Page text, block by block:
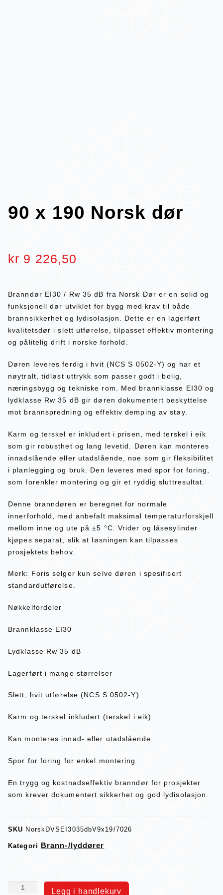
90 x 190 Norsk dør
kr 9 226,50
Branndør EI30 / Rw 35 dB fra Norsk Dør er en solid og
funksjonell dør utviklet for bygg med krav til både
brannsikkerhet og lydisolasjon. Dette er en lagerført
kvalitetsdør i slett utførelse, tilpasset effektiv montering
og pålitelig drift i norske forhold.
Døren leveres ferdig i hvit (NCS S 0502-Y) og har et
nøytralt, tidløst uttrykk som passer godt i bolig,
næringsbygg og tekniske rom. Med brannklasse EI30 og
lydklasse Rw 35 dB gir døren dokumentert beskyttelse
mot brannspredning og effektiv demping av støy.
Karm og terskel er inkludert i prisen, med terskel i eik
som gir robusthet og lang levetid. Døren kan monteres
innadslående eller utadslående, noe som gir fleksibilitet
i planlegging og bruk. Den leveres med spor for foring,
som forenkler montering og gir et ryddig sluttresultat.
Denne branndøren er beregnet for normale
innerforhold, med anbefalt maksimal temperaturforskjell
mellom inne og ute på ±5 °C. Vrider og låsesylinder
kjøpes separat, slik at løsningen kan tilpasses
prosjektets behov.
Merk: Foris selger kun selve døren i spesifisert
standardutførelse.
Nøkkelfordeler
Brannklasse EI30
Lydklasse Rw 35 dB
Lagerført i mange størrelser
Slett, hvit utførelse (NCS S 0502-Y)
Karm og terskel inkludert (terskel i eik)
Kan monteres innad- eller utadslående
Spor for foring for enkel montering
En trygg og kostnadseffektiv branndør for prosjekter
som krever dokumentert sikkerhet og god lydisolasjon.
SKU NorskDVSEI3035dbV9x19/7026
Kategori Brann-/lyddører
Legg i handlekurv